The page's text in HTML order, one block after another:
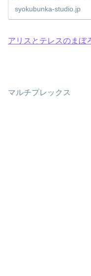
くださ
syokubunka-studio.jp
アリスとテレスのまぼ
マルチプレックス